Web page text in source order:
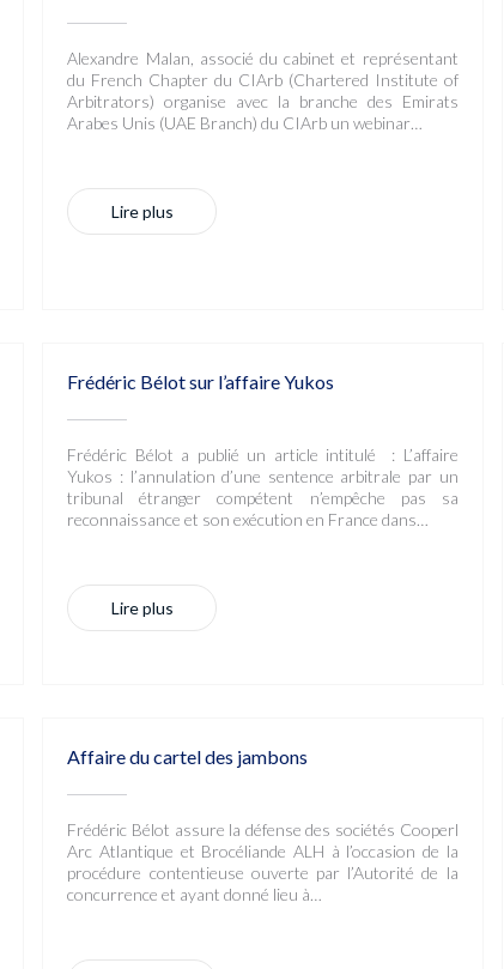
Alexandre Malan, associé du cabinet et représentant
du French Chapter du CIArb (Chartered Institute of
Arbitrators) organise avec la branche des Emirats
Arabes Unis (UAE Branch) du CIArb un webinar…
Lire plus
Frédéric Bélot sur l’affaire Yukos
Frédéric Bélot a publié un article intitulé : L’affaire
Yukos : l’annulation d’une sentence arbitrale par un
tribunal étranger compétent n’empêche pas sa
reconnaissance et son exécution en France dans…
Lire plus
Affaire du cartel des jambons
Frédéric Bélot assure la défense des sociétés Cooperl
Arc Atlantique et Brocéliande ALH à l’occasion de la
procédure contentieuse ouverte par l’Autorité de la
concurrence et ayant donné lieu à…